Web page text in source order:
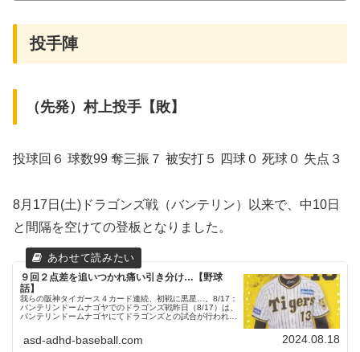
投手陣
（先発）村上投手【敗】
投球回６ 球数99 奪三振７ 被安打５ 四球０ 死球０ 失点３
8月17日(土)ドラゴンズ戦（バンテリン）以来で、中10日
と間隔を空けての登板となりました。
９回２点差を追いつかれ痛い引き分け…【野球
話】
我らの阪神タイガース４カード連続、初戦に黒星…。8/17：
バンテリンドームナゴヤでのドラゴンズ戦昨日（8/17）は、
バンテリンドームナゴヤにてドラゴンズとの試合が行われま
asd-adhd-baseball.com 2024.08.18